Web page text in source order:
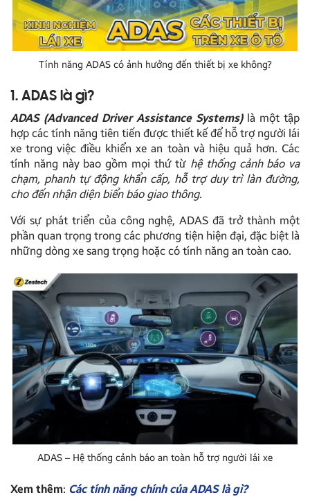
Tính năng ADAS có ảnh hưởng đến thiết bị xe không?
1. ADAS là gì?
ADAS (Advanced Driver Assistance Systems)là một tập
hợp các tính năng tiên tiến được thiết kế để hỗ trợ người lái
xe trong việc điều khiển xe an toàn và hiệu quả hơn. Các
tính năng này bao gồm mọi thứ từ hệ thống cảnh báo va
chạm, phanh tự động khẩn cấp, hỗ trợ duy trì làn đường,
cho đến nhận diện biển báo giao thông.
Với sự phát triển của công nghệ, ADAS đã trở thành một
phần quan trọng trong các phương tiện hiện đại, đặc biệt là
những dòng xe sang trọng hoặc có tính năng an toàn cao.
ADAS – Hệ thống cảnh báo an toàn hỗ trợ người lái xe
Xem thêm: Các tính năng chính của ADAS là gì?